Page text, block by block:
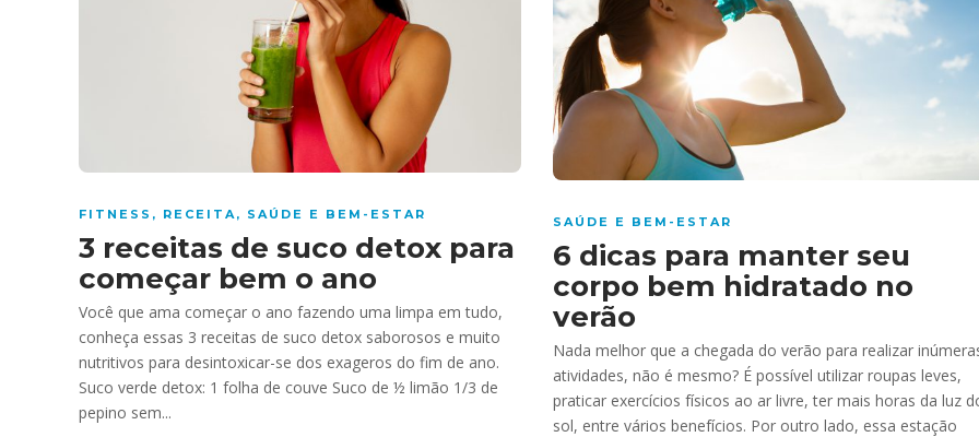
FITNESS , RECEITA , SAÚDE E BEM-ESTAR
3 receitas de suco detox para
começar bem o ano
Você que ama começar o ano fazendo uma limpa em tudo,
conheça essas 3 receitas de suco detox saborosos e muito
nutritivos para desintoxicar-se dos exageros do fim de ano.
Suco verde detox: 1 folha de couve Suco de ½ limão 1/3 de
pepino sem...
SAÚDE E BEM-ESTAR
6 dicas para manter seu
corpo bem hidratado no
verão
Nada melhor que a chegada do verão para realizar
atividades, não é mesmo? É possível utilizar roupas leves,
praticar exercícios físicos ao ar livre, ter mais horas da luz
sol, entre vários benefícios. Por outro lado, essa estação